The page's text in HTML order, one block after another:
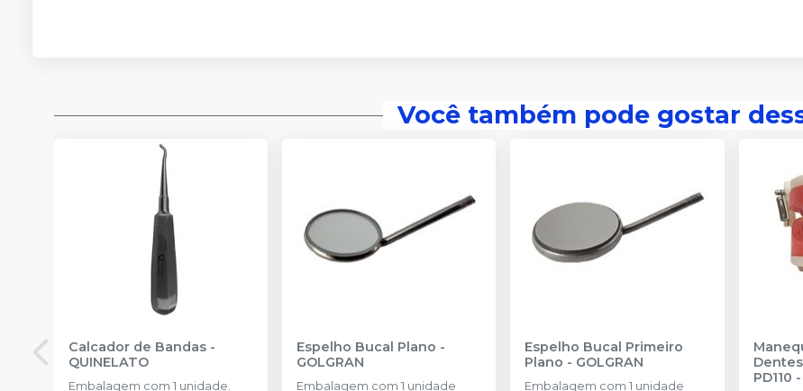
Você também pode gostar
Calcador de Bandas -
QUINELATO
Embalagem com 1 unidade.
Espelho Bucal Plano -
GOLGRAN
Embalagem com 1 unidade
Espelho Bucal Primeiro
Plano - GOLGRAN
Embalagem com 1 unidade
PD110 -